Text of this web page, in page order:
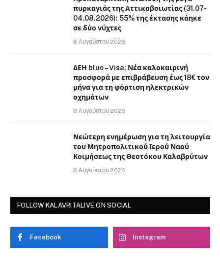
πυρκαγιάς της Αττικοβοιωτίας (31.07-
04.08.2026): 55% της έκτασης κάηκε
σε δύο νύχτες
8 Αυγούστου 2026
ΔΕΗ blue – Visa: Νέα καλοκαιρινή
προσφορά με επιβράβευση έως 18€ τον
μήνα για τη φόρτιση ηλεκτρικών
οχημάτων
8 Αυγούστου 2026
Νεώτερη ενημέρωση για τη λειτουργία
του Μητροπολιτικού Ιερού Ναού
Κοιμήσεως της Θεοτόκου Καλαβρύτων
8 Αυγούστου 2026
FOLLOW KALAVRITALIVE ON SOCIAL
Facebook Instagram